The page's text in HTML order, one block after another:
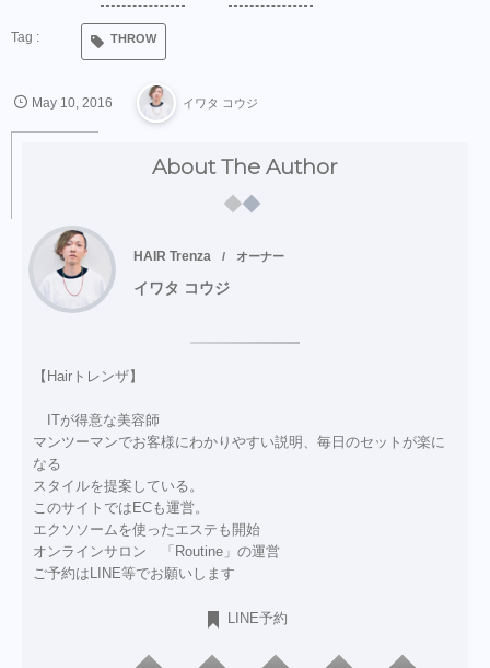
THROW
May 10 2016 イワタ コウジ
About The Author
HAIR Trenza オーナー
イワタ コウジ
【Hairトレンザ】
ITが得意な美容師
マンツーマンでお客様にわかりやすい説明、毎日のセットが楽に
なる
スタイルを提案している。
このサイトではECも運営。
エクソソームを使ったエステも開始
オンラインサロン 「Routine」の運営
ご予約はLINE等でお願いします
LINE予約